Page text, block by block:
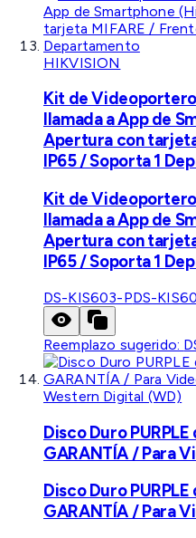
HIKVISION
Kit de Videoportero
llamada a App de
Apertura con
IP65 / Soporta 1
Kit de Videoportero
llamada a App de
Apertura con
IP65 / Soporta 1
DS-KIS603-PDS-
Reemplazo sugerido:
Western Digital (WD)
Disco Duro
GARANTÍA / Para
Disco Duro
GARANTÍA / Para